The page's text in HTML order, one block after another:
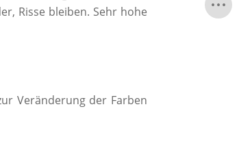
Risse bleiben. Sehr hohe
Veränderung der Farben